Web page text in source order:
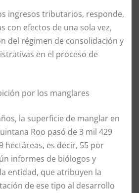
ingresos tributarios, responde,
con efectos de una sola vez,
del régimen de consolidación y
en el proceso de
por los manglares
la superficie de manglar en
Roo pasó de 3 mil 429
hectáreas, es decir, 55 por
informes de biólogos y
entidad, que atribuyen la
de ese tipo al desarrollo